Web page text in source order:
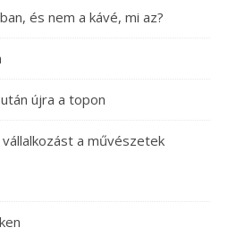
és nem a kávé, mi az?
újra a topon
a művészetek